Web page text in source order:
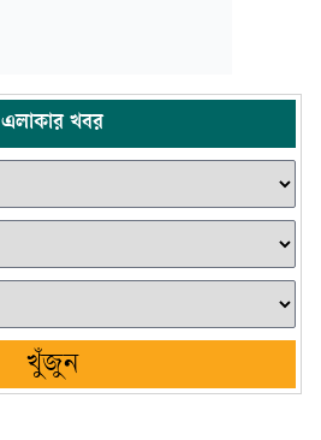
এলাকার খবর
খুঁজুন